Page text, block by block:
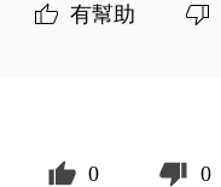
有幫助
0 0